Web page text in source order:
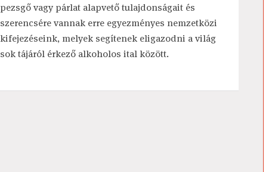
pezsgő vagy párlat alapvető tulajdonságait és
szerencsére vannak erre egyezményes nemzetközi
kifejezéseink, melyek segítenek eligazodni a világ
sok tájáról érkező alkoholos ital között.